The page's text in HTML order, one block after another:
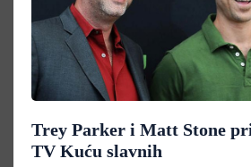
Trey Parker i Matt Stone
TV Kuću slavnih